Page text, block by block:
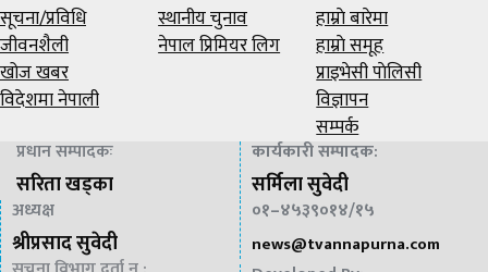
सूचना/प्रविधि
जीवनशैली
खोज खबर
विदेशमा नेपाली
स्थानीय चुनाव
नेपाल प्रिमियर लिग
हाम्राे बारेमा
हाम्राे समूह
प्राइभेसी पाेलिसी
विज्ञापन
सम्पर्क
प्रधान सम्पादकः
सरिता खड्का
कार्यकारी सम्पादक:
सर्मिला सुवेदी
अध्यक्ष
श्रीप्रसाद सुवेदी
०१–४५३९०१४/१५
news@tvannapurna.com